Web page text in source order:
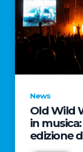
News
Old Wild
in
edizione